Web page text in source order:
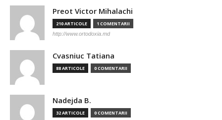
Preot Victor Mihalachi
210 ARTICOLE 1 COMENTARII
http://www.ortodoxia.md
Cvasniuc Tatiana
88 ARTICOLE 0 COMENTARII
Nadejda B.
32 ARTICOLE 0 COMENTARII